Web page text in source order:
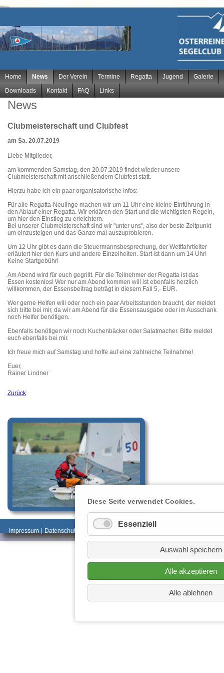
Navigation
überspringen
Home News Der Verein Termine Regatta Jugend
Galerie
Downloads
Kontakt FAQ Links
News
Clubmeisterschaft und Clubfest
am Sa. 20.07.2019
Liebe Mitglieder,
am kommenden Samstag, den 20.07.2019 findet wieder unsere
Clubmeisterschaft mit anschließendem Clubfest statt.
Hierzu habe ich ein paar organisatorische Infos:
Für alle Regatta-Neulinge machen wir um 11 Uhr eine kleine Einführung in
den Ablauf einer Regatta. Wir erklären den Start und die wichtigsten Regeln,
um hier den Einstieg zu erleichtern.
Bei unserer Clubmeisterschaft sind wir "unter uns", also der beste Zeitpunkt
um einzusteigen und das Ganze mal auszuprobieren.
Um 12 Uhr gibt es dann die Steuermannsbesprechung, der Wettfahrtleiter
erläutert hier den Kurs und andere Einzelheiten. Start ist dann um 14 Uhr!
Keine Startgebühr!
Am Abend wird für euch gegrillt. Für die Teilnehmer der Regatta ist das
Essen kostenlos! Wer nur am Abend kommen will ist ebenfalls herzlich
willkommen, der Essensbeitrag beträgt in diesem Fall 5,- EUR.
Wer gerne Helfen will oder noch ein paar Arbeitsstunden braucht, der meldet
sich bitte bei mir, da wir am Abend für die Essensausgabe oder im Ausschank
noch Helfer benötigen.
Ebenfalls benötigen wir noch Kuchenbäcker oder Salatmacher. Bitte meldet
euch ebenfalls bei mir.
Ich freue mich auf Samstag und hoffe auf eine zahlreiche Teilnahme!
Euer,
Rainer Lindner
Zurück
Impressum Datenschutz
________________________
Diese Seite verwendet Cookies.
Essenziell
Auswahl speichern
Alle akzeptieren
Alle ablehnen